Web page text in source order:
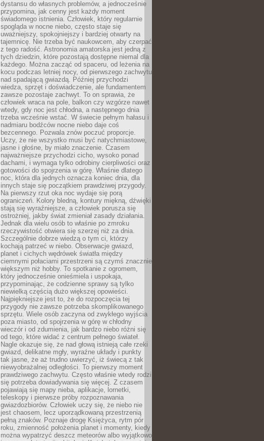
dystansu do własnych problemów, a jednocześnie
przypomina, jak cenny jest każdy moment
świadomego istnienia. Człowiek, który regularnie
spogląda w nocne niebo, często staje się
uważniejszy, spokojniejszy i bardziej otwarty na
tajemnicę. Nie trzeba być naukowcem, aby czerpać
z tego radość. Astronomia amatorska jest jedną z
tych dziedzin, które pozostają dostępne niemal dla
każdego. Można zacząć od spaceru, od leżenia na
kocu podczas letniej nocy, od pierwszego zachwytu
nad spadającą gwiazdą. Później przychodzi
wiedza, sprzęt i doświadczenie, ale fundamentem
zawsze pozostaje zachwyt. To on sprawia, że
człowiek wraca na pole, balkon czy wzgórze nawet
wtedy, gdy noc jest chłodna, a następnego dnia
trzeba wcześnie wstać. W świecie pełnym hałasu i
nadmiaru bodźców nocne niebo daje coś
bezcennego. Pozwala znów poczuć proporcje.
Uczy, że nie wszystko musi być natychmiastowe,
jasne i głośne, by miało znaczenie. Czasem
najważniejsze przychodzi cicho, wysoko ponad
dachami, i wymaga tylko odrobiny cierpliwości oraz
gotowości do spojrzenia w górę. Właśnie dlatego
noc, która dla jednych oznacza koniec dnia, dla
innych staje się początkiem prawdziwej przygody.
Na pierwszy rzut oka noc wydaje się porą
ograniczeń. Kolory bledną, kontury miękną, dźwięki
stają się wyraźniejsze, a człowiek porusza się
ostrożniej, jakby świat zmieniał zasady działania.
Jednak dla wielu osób to właśnie po zmroku
rzeczywistość otwiera się szerzej niż za dnia.
Szczególnie dobrze wiedzą o tym ci, którzy
kochają patrzeć w niebo. Obserwacje gwiazd,
planet i cichych wędrówek światła między
ciemnymi połaciami przestrzeni są czymś znacznie
większym niż hobby. To spotkanie z ogromem,
który jednocześnie onieśmiela i uspokaja,
przypominając, że codzienne sprawy są tylko
niewielką częścią dużo większej opowieści.
Najpiękniejsze jest to, że do rozpoczęcia tej
przygody nie zawsze potrzeba skomplikowanego
sprzętu. Wiele osób zaczyna od zwykłego wyjścia
poza miasto, od spojrzenia w górę w chłodny
wieczór i od zdumienia, jak bardzo niebo różni się
od tego, które widać z centrum pełnego świateł.
Nagle okazuje się, że nad głową istnieją całe rzeki
gwiazd, delikatne mgły, wyraźne układy i punkty
tak jasne, że aż trudno uwierzyć, iż świecą z tak
niewyobrażalnej odległości. To pierwszy moment
prawdziwego zachwytu. Często właśnie wtedy rodzi
się potrzeba dowiadywania się więcej. Z czasem
pojawiają się mapy nieba, aplikacje, lornetki,
teleskopy i pierwsze próby rozpoznawania
gwiazdozbiorów. Człowiek uczy się, że niebo nie
jest chaosem, lecz uporządkowaną przestrzenią
pełną znaków. Poznaje drogę Księżyca, rytm pór
roku, zmienność położenia planet i momenty, kiedy
można wypatrzyć deszcz meteorów albo wyjątkowo